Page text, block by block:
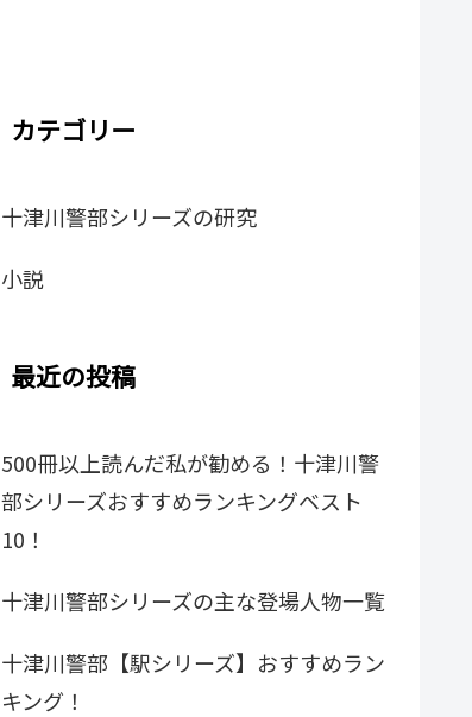
カテゴリー
十津川警部シリーズの研究
小説
最近の投稿
500冊以上読んだ私が勧める！十津川警
部シリーズおすすめランキングベスト
10！
十津川警部シリーズの主な登場人物一覧
十津川警部【駅シリーズ】おすすめラン
キング！